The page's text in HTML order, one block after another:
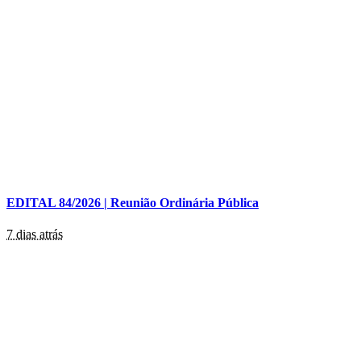
EDITAL 84/2026 | Reunião Ordinária Pública
7 dias atrás